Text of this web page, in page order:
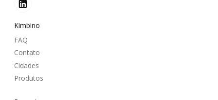
Kimbino
FAQ
Contato
Cidades
Produtos